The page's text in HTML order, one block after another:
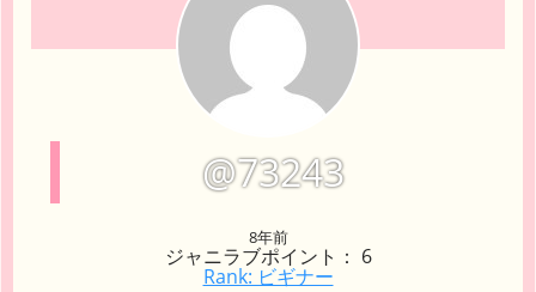
@73243
8年前
ジャニラブポイント： 6
Rank: ビギナー